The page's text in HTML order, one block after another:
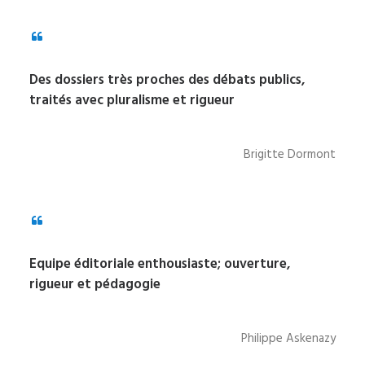
Des dossiers très proches des débats publics,
traités avec pluralisme et rigueur
Brigitte Dormont
Equipe éditoriale enthousiaste; ouverture,
rigueur et pédagogie
Philippe Askenazy